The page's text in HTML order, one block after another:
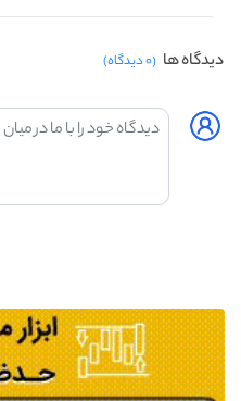
دیدگاه ها (۰ دیدگاه)